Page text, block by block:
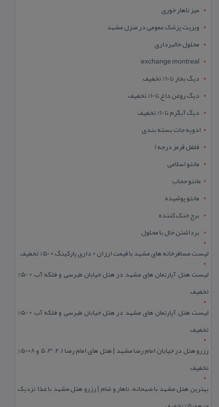
میز ناهار خوری
ویزیت پزشک عمومی در منزل مشهد
محلول خالبرداری
exchange montreal
دیگ بخار تا 10% تخفیف
دیگ روغن داغ تا 10% تخفیف
دیگ آبگرم تا 10% تخفیف
ادویه جات بسته بندی
فلفل قرمز درجه 1
مانتو اسلامی
مانتو حجاب
مانتو پوشیده
برج خنک کننده
برداشتن خال با محلول
لیست مسافرخانه های مشهد با قیمت ارزان + داری پارکینگ + 50% تخفیف
لیست هتل آپارتمان های مشهد در هتل خیابان طبرسی و فلکه آب + 50%
تخفیف
لیست هتل آپارتمان های مشهد در هتل خیابان طبرسی و فلکه آب + 50%
تخفیف
رزرو هتل در خیابان امام رضا مشهد | هتل‌ های امام رضا 1، 2، 3، 5 و 8+50%
تخفیف
بهترین هتل مشهد با صبحانه، ناهار و شام | رزرو هتل مشهد با غذا نزدیک